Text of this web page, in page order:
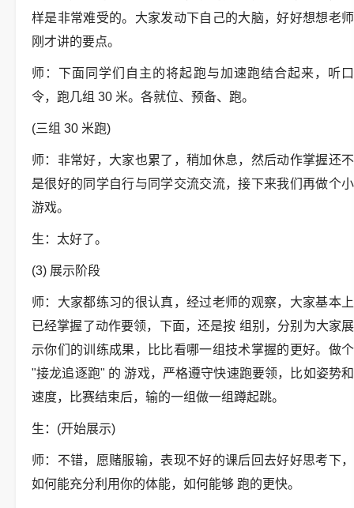
样是非常难受的。大家发动下自己的大脑，好好想想老师
刚才讲的要点。
师：下面同学们自主的将起跑与加速跑结合起来，听口
令，跑几组 30 米。各就位、预备、跑。
(三组 30 米跑)
师：非常好，大家也累了，稍加休息，然后动作掌握还不
是很好的同学自行与同学交流交流，接下来我们再做个小
游戏。
生：太好了。
(3) 展示阶段
师：大家都练习的很认真，经过老师的观察，大家基本上
已经掌握了动作要领，下面，还是按 组别，分别为大家展
示你们的训练成果，比比看哪一组技术掌握的更好。做个
"接龙追逐跑" 的 游戏，严格遵守快速跑要领，比如姿势和
速度，比赛结束后，输的一组做一组蹲起跳。
生：(开始展示)
师：不错，愿赌服输，表现不好的课后回去好好思考下，
如何能充分利用你的体能，如何能够 跑的更快。